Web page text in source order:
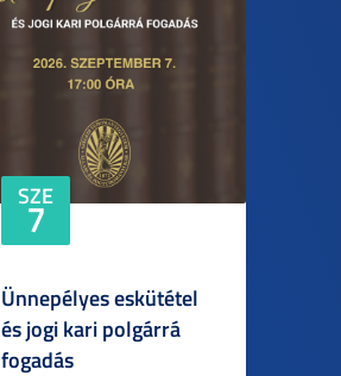
SZE
7
Ünnepélyes eskütétel
és jogi kari polgárrá
fogadás